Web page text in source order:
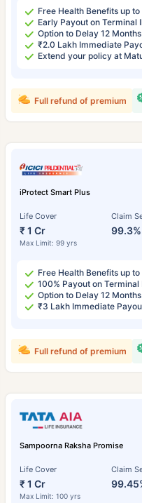
Free Health Benefits up
Early Payout on Terminal
Option to Delay 12
₹2.0 Lakh Immediate
Extend your policy at
Full refund of premium
iProtect Smart Plus
Life Cover
₹ 1 Cr
Max Limit: 99 yrs
Claim
99.3%
Free Health Benefits up
100% Payout on Terminal
Option to Delay 12
₹3 Lakh Immediate
Full refund of premium
Sampoorna Raksha Promise
Life Cover
₹ 1 Cr
Max Limit: 100 yrs
Claim